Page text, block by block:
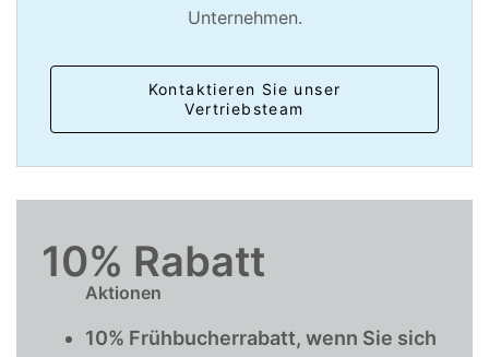
Unternehmen.
Kontaktieren Sie unser
Vertriebsteam
10% Rabatt
Aktionen
10% Frühbucherrabatt, wenn Sie sich